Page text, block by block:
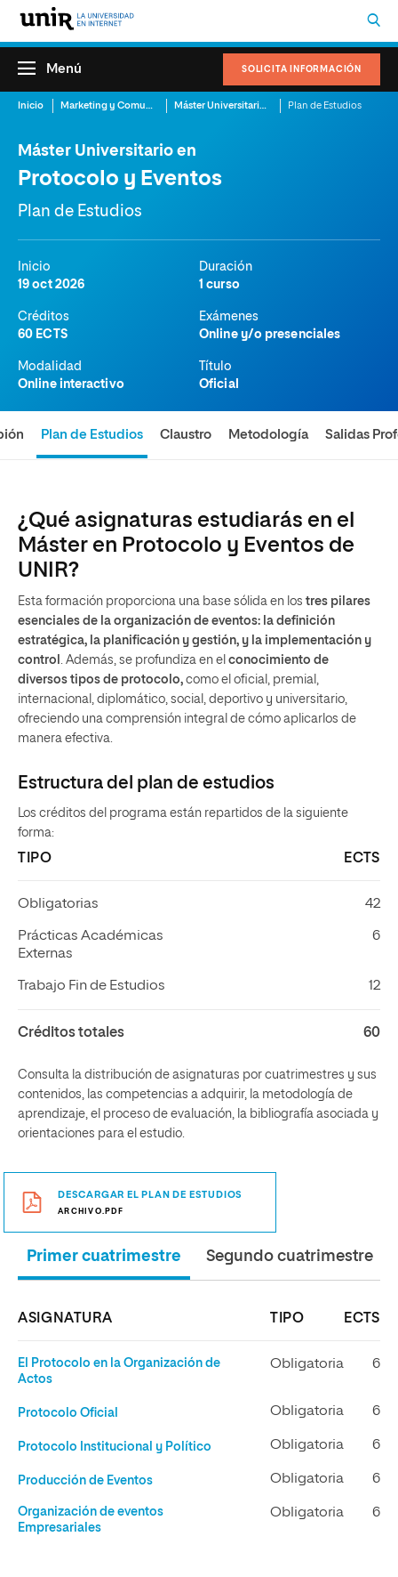
SOLICITA INFORMACIÓN
Menú
Inicio Marketing y Comunicación Máster Universitario en Protocolo y Eventos Plan de Estudios
Máster Universitario en
Protocolo y Eventos
Plan de Estudios
Inicio
19 oct 2026
Duración
1 curso
Créditos
60 ECTS
Exámenes
Online y/o presenciales
Modalidad
Online interactivo
Título
Oficial
Plan de Estudios Claustro Metodología Salidas
¿Qué asignaturas estudiarás en el
Máster en Protocolo y Eventos de
UNIR?
Esta formación proporciona una base sólida en los tres pilares
esenciales de la organización de eventos: la definición
estratégica, la planificación y gestión, y la implementación y
control . Además, se profundiza en el conocimiento de
diversos tipos de protocolo, como el oficial, premial,
internacional, diplomático, social, deportivo y universitario,
ofreciendo una comprensión integral de cómo aplicarlos de
manera efectiva.
Estructura del plan de estudios
Los créditos del programa están repartidos de la siguiente
forma:
TIPO ECTS
Obligatorias 42
Prácticas Académicas
Externas
6
Trabajo Fin de Estudios 12
Créditos totales 60
Consulta la distribución de asignaturas por cuatrimestres y sus
contenidos, las competencias a adquirir, la metodología de
aprendizaje, el proceso de evaluación, la bibliografía asociada y
orientaciones para el estudio.
DESCARGAR EL PLAN DE ESTUDIOS
ARCHIVO.PDF
Primer cuatrimestre Segundo cuatrimestre
ASIGNATURA TIPO ECTS
El Protocolo en la Organización de
Actos
Obligatoria 6
Protocolo Oficial Obligatoria 6
Protocolo Institucional y Político Obligatoria 6
Producción de Eventos Obligatoria 6
Organización de eventos
Empresariales
Obligatoria 6